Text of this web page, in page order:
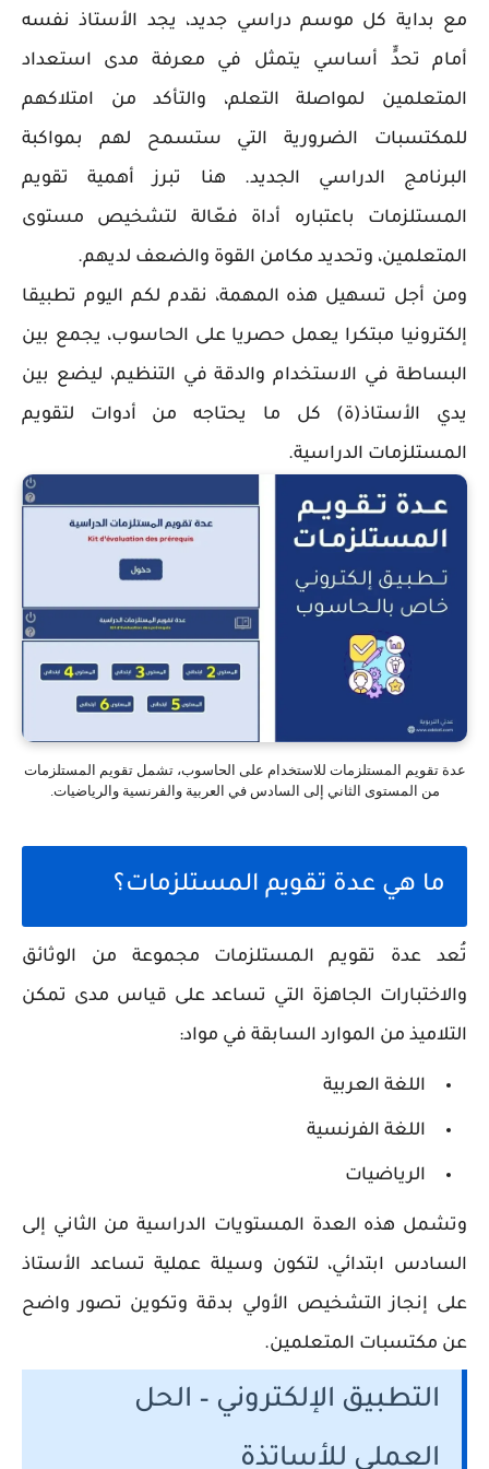
مع بداية كل موسم دراسي جديد، يجد الأستاذ نفسه
أمام تحدٍّ أساسي يتمثل في معرفة مدى استعداد
المتعلمين لمواصلة التعلم، والتأكد من امتلاكهم
للمكتسبات الضرورية التي ستسمح لهم بمواكبة
البرنامج الدراسي الجديد. هنا تبرز أهمية تقويم
المستلزمات باعتباره أداة فعّالة لتشخيص مستوى
المتعلمين، وتحديد مكامن القوة والضعف لديهم.
ومن أجل تسهيل هذه المهمة، نقدم لكم اليوم تطبيقا
إلكترونيا مبتكرا يعمل حصريا على الحاسوب، يجمع بين
البساطة في الاستخدام والدقة في التنظيم، ليضع بين
يدي الأستاذ(ة) كل ما يحتاجه من أدوات لتقويم
المستلزمات الدراسية.
عدة تقويم المستلزمات للاستخدام على الحاسوب، تشمل تقويم المستلزمات
من المستوى الثاني إلى السادس في العربية والفرنسية والرياضيات.
ما هي عدة تقويم المستلزمات؟
تُعد عدة تقويم المستلزمات مجموعة من الوثائق
والاختبارات الجاهزة التي تساعد على قياس مدى تمكن
التلاميذ من الموارد السابقة في مواد:
اللغة العربية
اللغة الفرنسية
الرياضيات
وتشمل هذه العدة المستويات الدراسية من الثاني إلى
السادس ابتدائي، لتكون وسيلة عملية تساعد الأستاذ
على إنجاز التشخيص الأولي بدقة وتكوين تصور واضح
عن مكتسبات المتعلمين.
التطبيق الإلكتروني – الحل
العملي للأساتذة